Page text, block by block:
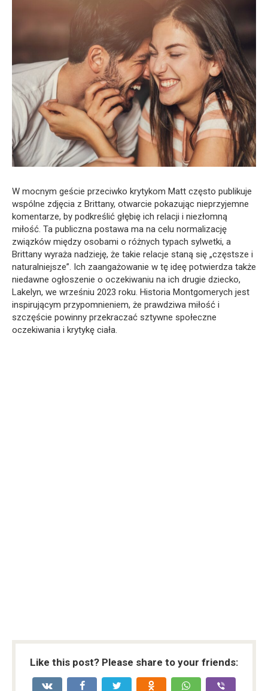
W mocnym geście przeciwko krytykom Matt często publikuje
wspólne zdjęcia z Brittany, otwarcie pokazując nieprzyjemne
komentarze, by podkreślić głębię ich relacji i niezłomną
miłość. Ta publiczna postawa ma na celu normalizację
związków między osobami o różnych typach sylwetki, a
Brittany wyraża nadzieję, że takie relacje staną się „częstsze i
naturalniejsze”. Ich zaangażowanie w tę ideę potwierdza także
niedawne ogłoszenie o oczekiwaniu na ich drugie dziecko,
Lakelyn, we wrześniu 2023 roku. Historia Montgomerych jest
inspirującym przypomnieniem, że prawdziwa miłość i
szczęście powinny przekraczać sztywne społeczne
oczekiwania i krytykę ciała.
Like this post? Please share to your friends: